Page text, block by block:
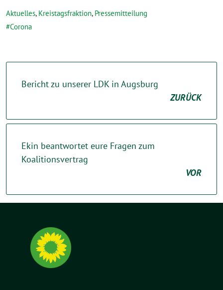
Aktuelles, Kreistagsfraktion, Pressemitteilung
Corona
Bericht zu unserer LDK in Augsburg
ZURÜCK
Ekin beantwortet eure Fragen zum
Koalitionsvertrag
VOR